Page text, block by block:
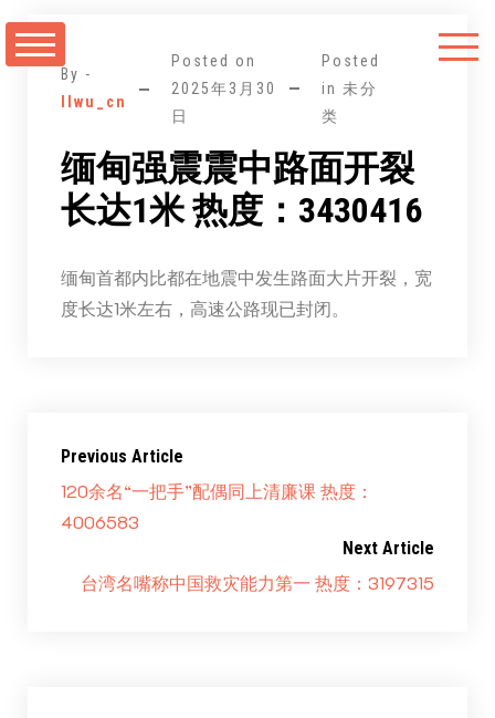
至
By -
llwu_cn
Posted on
2025年3月30
日
Posted
in 未分
类
缅甸强震震中路面开裂
长达1米 热度：3430416
缅甸首都内比都在地震中发生路面大片开裂，宽
度长达1米左右，高速公路现已封闭。
Previous Article
120余名“一把手”配偶同上清廉课 热度：
4006583
Next Article
台湾名嘴称中国救灾能力第一 热度：3197315